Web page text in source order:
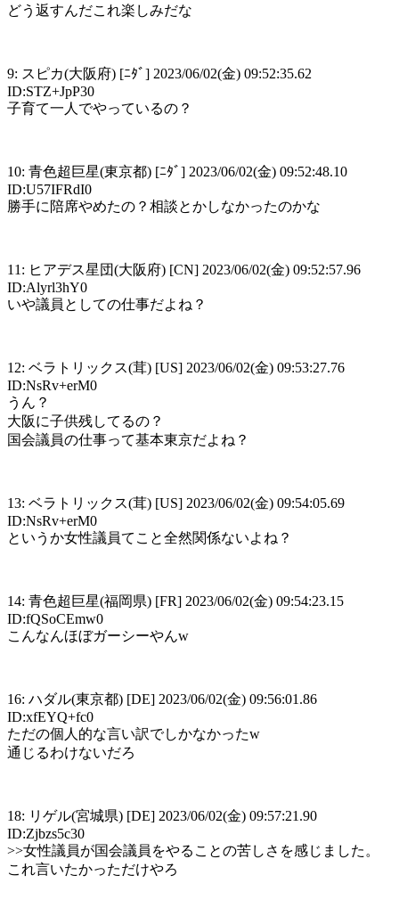
どう返すんだこれ楽しみだな
9: スピカ(大阪府) [ﾆﾀﾞ] 2023/06/02(金) 09:52:35.62
ID:STZ+JpP30
子育て一人でやっているの？
10: 青色超巨星(東京都) [ﾆﾀﾞ] 2023/06/02(金) 09:52:48.10
ID:U57IFRdI0
勝手に陪席やめたの？相談とかしなかったのかな
11: ヒアデス星団(大阪府) [CN] 2023/06/02(金) 09:52:57.96
ID:Alyrl3hY0
いや議員としての仕事だよね？
12: ベラトリックス(茸) [US] 2023/06/02(金) 09:53:27.76
ID:NsRv+erM0
うん？
大阪に子供残してるの？
国会議員の仕事って基本東京だよね？
13: ベラトリックス(茸) [US] 2023/06/02(金) 09:54:05.69
ID:NsRv+erM0
というか女性議員てこと全然関係ないよね？
14: 青色超巨星(福岡県) [FR] 2023/06/02(金) 09:54:23.15
ID:fQSoCEmw0
こんなんほぼガーシーやんw
16: ハダル(東京都) [DE] 2023/06/02(金) 09:56:01.86
ID:xfEYQ+fc0
ただの個人的な言い訳でしかなかったw
通じるわけないだろ
18: リゲル(宮城県) [DE] 2023/06/02(金) 09:57:21.90
ID:Zjbzs5c30
>>女性議員が国会議員をやることの苦しさを感じました。
これ言いたかっただけやろ